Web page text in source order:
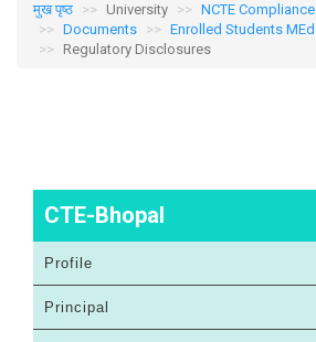
मुख पृष्ठ University NCTE Compliance
Documents
Enrolled Students MEd
Regulatory Disclosures
CTE-Bhopal
Profile
Principal